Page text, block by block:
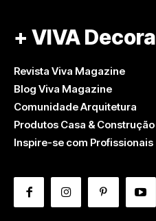
+ VIVA Decora
Revista Viva Magazine
Blog Viva Magazine
Comunidade Arquitetura
Produtos Casa & Construção
Inspire-se com Profissionais